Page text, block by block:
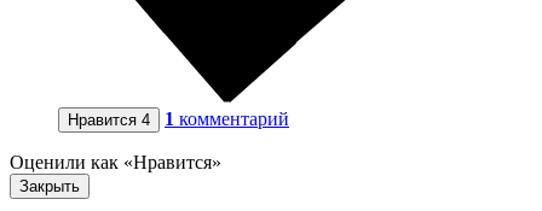
Нравится 4 1 комментарий
Оценили как «Нравится»
Закрыть